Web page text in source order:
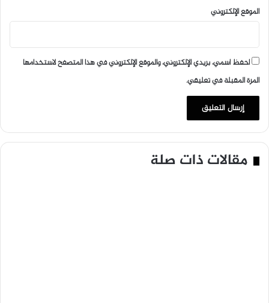
الموقع الإلكتروني
احفظ اسمي، بريدي الإلكتروني، والموقع الإلكتروني في هذا المتصفح لاستخدامها
المرة المقبلة في تعليقي.
مقالات ذات صلة